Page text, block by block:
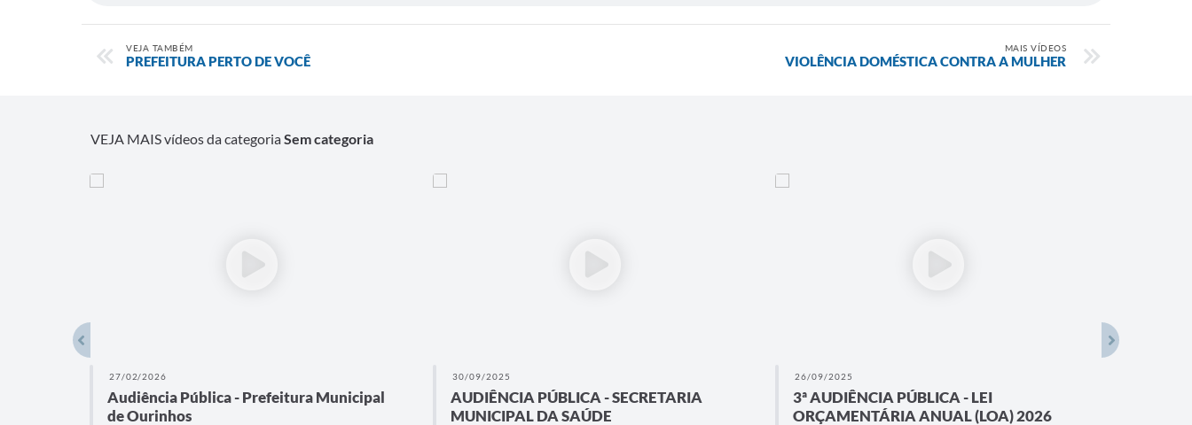
VEJA TAMBÉM
PREFEITURA PERTO DE VOCÊ
MAIS VÍDEOS
VIOLÊNCIA DOMÉSTICA CONTRA A MULHER
VEJA MAIS vídeos da categoriaSem categoria
27/02/2026
Audiência Pública - Prefeitura Municipal
de Ourinhos
30/09/2025
AUDIÊNCIA PÚBLICA - SECRETARIA
MUNICIPAL DA SAÚDE
26/09/2025
3ª AUDIÊNCIA PÚBLICA - LEI
ORÇAMENTÁRIA ANUAL (LOA) 2026